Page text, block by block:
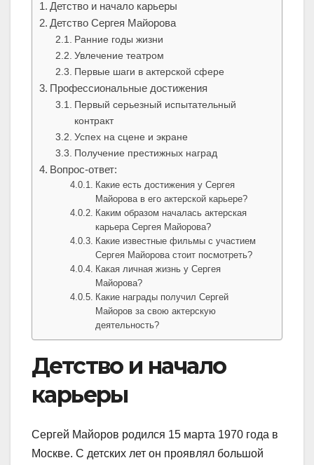
Детство и начало карьеры
Детство Сергея Майорова
Ранние годы жизни
Увлечение театром
Первые шаги в актерской сфере
Профессиональные достижения
Первый серьезный испытательный
контракт
Успех на сцене и экране
Получение престижных наград
Вопрос-ответ:
Какие есть достижения у Сергея
Майорова в его актерской карьере?
Каким образом началась актерская
карьера Сергея Майорова?
Какие известные фильмы с участием
Сергея Майорова стоит посмотреть?
Какая личная жизнь у Сергея
Майорова?
Какие награды получил Сергей
Майоров за свою актерскую
деятельность?
Детство и начало
карьеры
Сергей Майоров родился 15 марта 1970 года в
Москве. С детских лет он проявлял большой